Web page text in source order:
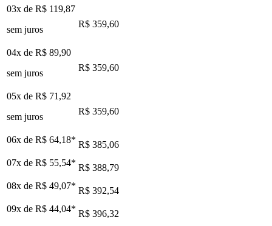
03x de R$ 119,87
sem juros
R$ 359,60
04x de R$ 89,90
sem juros
R$ 359,60
05x de R$ 71,92
sem juros
R$ 359,60
06x de R$ 64,18* R$ 385,06
07x de R$ 55,54* R$ 388,79
08x de R$ 49,07* R$ 392,54
09x de R$ 44,04* R$ 396,32